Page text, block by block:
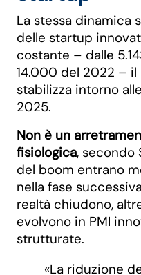
La stessa dinamica
delle startup
costante – dalle
14.000 del 2022 –
stabilizza intorno
2025.
Non è un
fisiologica, secondo
del boom entrano
nella fase
realtà chiudono,
evolvono in PMI
strutturate.
«La riduzione